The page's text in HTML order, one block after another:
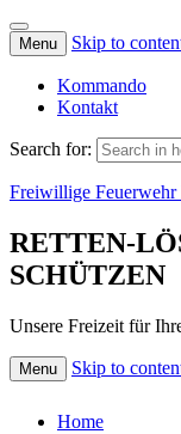
Menu Skip to
Kommando
Kontakt
Search for:
Freiwillige Feuerwehr
RETTEN-
SCHÜTZEN
Unsere Freizeit für
Menu Skip to
Home